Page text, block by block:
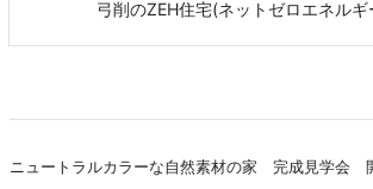
弓削のZEH住宅(ネットゼロエネルギ
ニュートラルカラーな自然素材の家 完成見学会